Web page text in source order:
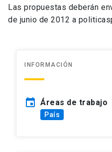
Las propuestas deberán
de junio de 2012 a
INFORMACIÓN
event Áreas de trabajo
País